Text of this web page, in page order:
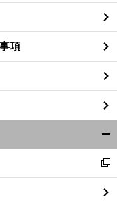
項
閉
る
新
し
い